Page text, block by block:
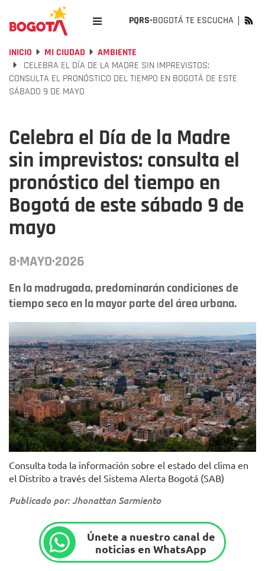
PQRS-BOGOTÁ TE ESCUCHA
INICIO MI CIUDAD
AMBIENTE
CELEBRA EL DÍA DE LA MADRE SIN IMPREVISTOS:
CONSULTA EL PRONÓSTICO DEL TIEMPO EN BOGOTÁ DE ESTE
SÁBADO 9 DE MAYO
Celebra el Día de la Madre
sin imprevistos: consulta el
pronóstico del tiempo en
Bogotá de este sábado 9 de
mayo
8·MAYO·2026
En la madrugada, predominarán condiciones de
tiempo seco en la mayor parte del área urbana.
Foto: Alcaldía Mayor de Bogotá.
Consulta toda la información sobre el estado del clima en
el Distrito a través del Sistema Alerta Bogotá (SAB)
Publicado por: Jhonattan Sarmiento
Únete a nuestro canal de
noticias en WhatsApp